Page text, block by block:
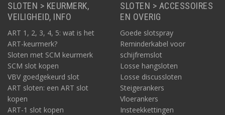
SLOTEN > KEURMERK,
VEILIGHEID, INFO
ART 1, 2, 3, 4, 5: wat is het
ART-keurmerk?
Sloten met SCM keurmerk
SCM slot kopen
VBV goedgekeurd slot
ART sloten: een ART slot
kopen
ART-1 slot kopen
SLOTEN > ACCESSOIRES
EN OVERIG
Goede slotspray
Reminderkabel voor
schijfremslot
Losse hangsloten
Losse discussloten
Steigerankers
Vloerankers
Insteekkettingen